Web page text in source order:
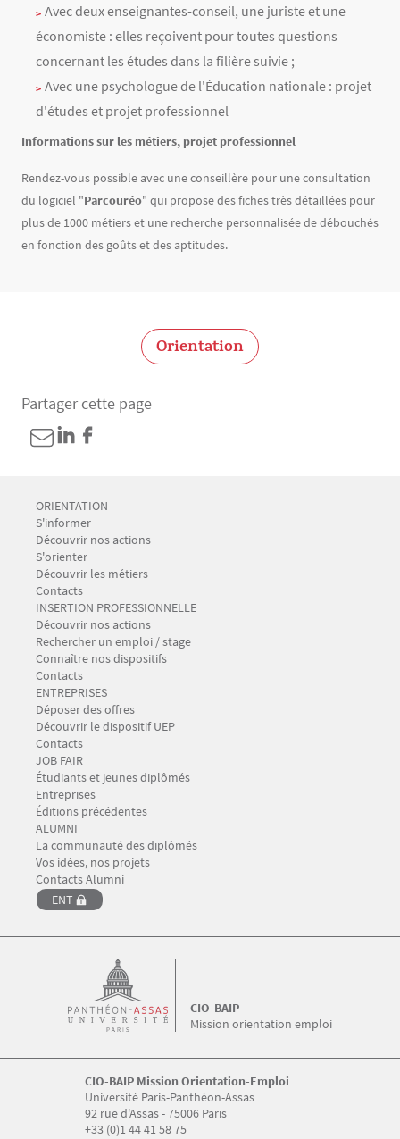
Avec deux enseignantes-conseil, une juriste et une
économiste : elles reçoivent pour toutes questions
concernant les études dans la filière suivie ;
Avec une psychologue de l'Éducation nationale : projet
d'études et projet professionnel
Informations sur les métiers, projet professionnel
Rendez-vous possible avec une conseillère pour une consultation
du logiciel "Parcouréo" qui propose des fiches très détaillées pour
plus de 1000 métiers et une recherche personnalisée de débouchés
en fonction des goûts et des aptitudes.
Orientation
Partager cette page
Menu Footer CIO-BAIP 1
ORIENTATION
S'informer
Découvrir nos actions
S'orienter
Découvrir les métiers
Contacts
Menu Footer CIO-BAIP 2
INSERTION PROFESSIONNELLE
Découvrir nos actions
Rechercher un emploi / stage
Connaître nos dispositifs
Contacts
Menu Footer CIO-BAIP 3
ENTREPRISES
Déposer des offres
Découvrir le dispositif UEP
Contacts
Menu Footer CIO-BAIP 4
JOB FAIR
Étudiants et jeunes diplômés
Entreprises
Éditions précédentes
Menu Footer CIO-BAIP 5
ALUMNI
La communauté des diplômés
Vos idées, nos projets
Contacts Alumni
ENT
Mission orientation emploi
CIO-BAIP
CIO-BAIP Mission Orientation-Emploi
Université Paris-Panthéon-Assas
92 rue d'Assas - 75006 Paris
+33 (0)1 44 41 58 75